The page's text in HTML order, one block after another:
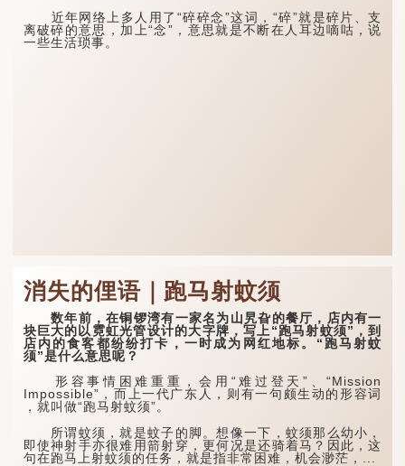
近年网络上多人用了“碎碎念”这词，“碎”就是碎片、支
离破碎的意思，加上“念”，意思就是不断在人耳边嘀咕，说
一些生活琐事。
消失的俚语｜跑马射蚊须
数年前，在铜锣湾有一家名为山旯旮的餐厅，店内有一
块巨大的以霓虹光管设计的大字牌，写上“跑马射蚊须”，到
店内的食客都纷纷打卡，一时成为网红地标。“跑马射蚊
须”是什么意思呢？
形容事情困难重重，会用“难过登天”、“Mission
Impossible”，而上一代广东人，则有一句颇生动的形容词
，就叫做“跑马射蚊须”。
所谓蚊须，就是蚊子的脚。想像一下，蚊须那么幼小，
即使神射手亦很难用箭射穿，更何况是还骑着马？因此，这
句在跑马上射蚊须的任务，就是指非常困难，机会渺茫，...